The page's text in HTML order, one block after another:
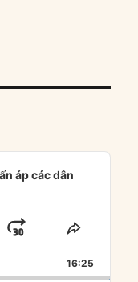
áp các dân
JUMP
FORWARD
SHARE
16:25